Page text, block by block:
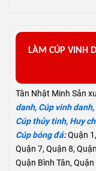
LÀM CÚP VINH
Tân Nhật Minh Sản
danh, Cúp vinh danh,
Cúp thủy tinh, Huy
Cúp bóng đá:Quận
Quận 7, Quận 8,
Quận Bình Tân,